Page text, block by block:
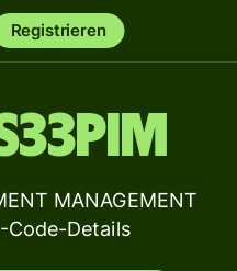
Registrieren
MANAGEMENT
Code-Details